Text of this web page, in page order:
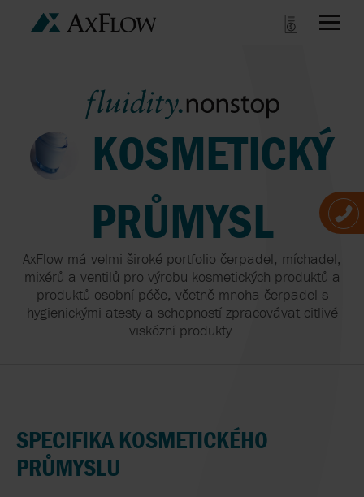
KOSMETICKÝ
PRŮMYSL
AxFlow má velmi široké portfolio čerpadel, míchadel,
mixérů a ventilů pro výrobu kosmetických produktů a
produktů osobní péče, včetně mnoha čerpadel s
hygienickými atesty a schopností zpracovávat citlivé
viskózní produkty.
SPECIFIKA KOSMETICKÉHO
PRŮMYSLU